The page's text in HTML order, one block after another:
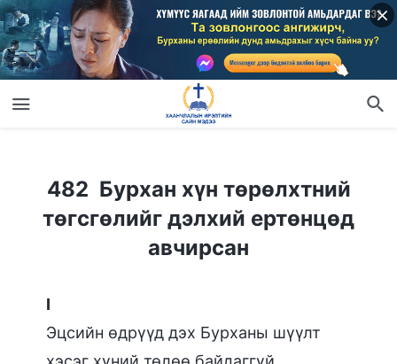
482 Бурхан хүн төрөлхтний
төгсгөлийг дэлхий ертөнцөд
авчирсан
I
Эцсийн өдрүүд дэх Бурханы шүүлт